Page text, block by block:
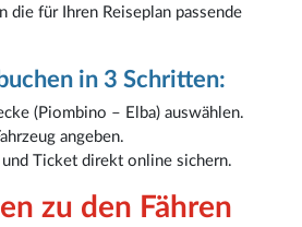
die für Ihren Reiseplan passende
in 3 Schritten:
(Piombino – Elba) auswählen.
angeben.
Ticket direkt online sichern.
zu den Fähren